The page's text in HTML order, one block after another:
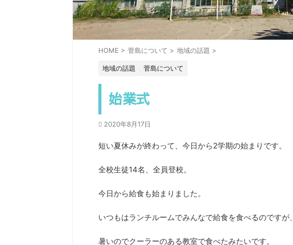
HOME > 菅島について > 地域の話題 >
地域の話題 菅島について
始業式
2020年8月17日
短い夏休みが終わって、今日から2学期の始まりです。
全校生徒14名、全員登校。
今日から給食も始まりました。
いつもはランチルームでみんなで給食を食べるのですが、
暑いのでクーラーのある教室で食べたみたいです。